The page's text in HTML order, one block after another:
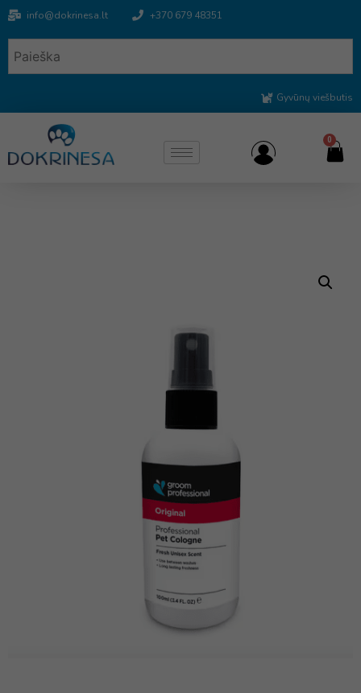
info@dokrinesa.lt +370 679 48351
Gyvūnų viešbutis
0